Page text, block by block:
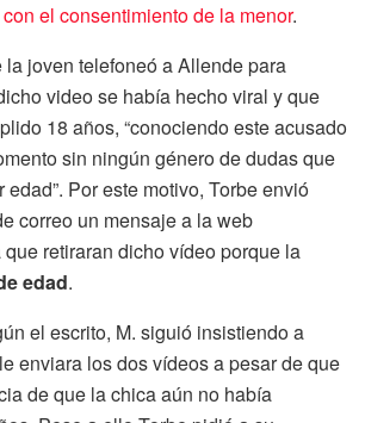
el consentimiento de la menor.
la joven telefoneó a Allende para
video se había hecho viral y que
18 años, “conociendo este acusado
sin ningún género de dudas que
edad”. Por este motivo, Torbe envió
correo un mensaje a la web
que retiraran dicho vídeo porque la
edad.
el escrito, M. siguió insistiendo a
enviara los dos vídeos a pesar de que
de que la chica aún no había